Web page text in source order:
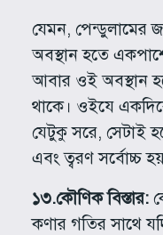
যেমন, পেন্ডুলামের
অবস্থান হতে
আবার ওই অবস্থান
থাকে। ওইযে
যেটুকু সরে, সেটাই
এবং ত্বরণ সর্বোচ্চ
১৩.কৌণিক বিস্তার:
কণার গতির সাথে